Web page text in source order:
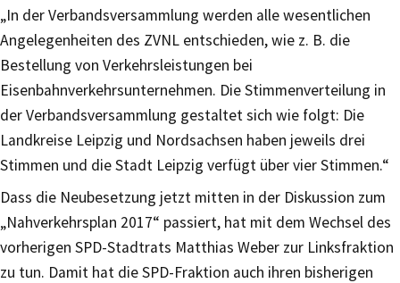
„In der Verbandsversammlung werden alle wesentlichen
Angelegenheiten des ZVNL entschieden, wie z. B. die
Bestellung von Verkehrsleistungen bei
Eisenbahnverkehrsunternehmen. Die Stimmenverteilung in
der Verbandsversammlung gestaltet sich wie folgt: Die
Landkreise Leipzig und Nordsachsen haben jeweils drei
Stimmen und die Stadt Leipzig verfügt über vier Stimmen.“
Dass die Neubesetzung jetzt mitten in der Diskussion zum
„Nahverkehrsplan 2017“ passiert, hat mit dem Wechsel des
vorherigen SPD-Stadtrats Matthias Weber zur Linksfraktion
zu tun. Damit hat die SPD-Fraktion auch ihren bisherigen